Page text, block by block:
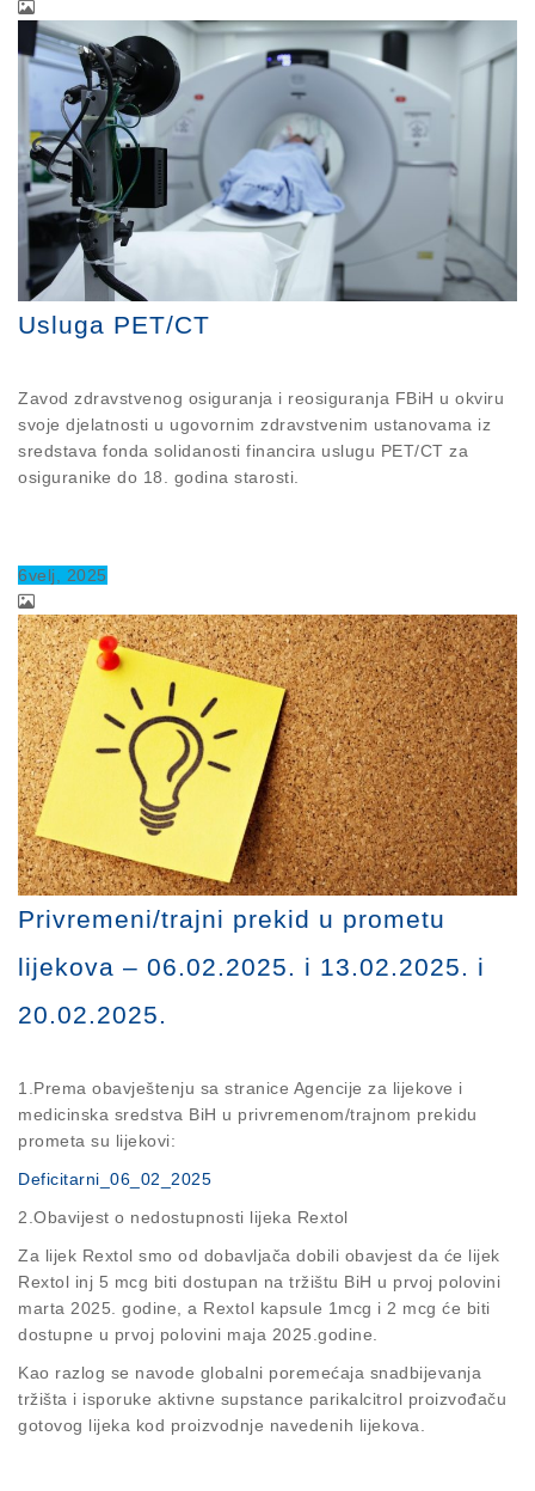
Usluga PET/CT
Zavod zdravstvenog osiguranja i reosiguranja FBiH u okviru
svoje djelatnosti u ugovornim zdravstvenim ustanovama iz
sredstava fonda solidanosti financira uslugu PET/CT za
osiguranike do 18. godina starosti.
6velj , 2025
Privremeni/trajni prekid u prometu
lijekova – 06.02.2025. i 13.02.2025. i
20.02.2025.
1.Prema obavještenju sa stranice Agencije za lijekove i
medicinska sredstva BiH u privremenom/trajnom prekidu
prometa su lijekovi:
Deficitarni_06_02_2025
2.Obavijest o nedostupnosti lijeka Rextol
Za lijek Rextol smo od dobavljača dobili obavjest da će lijek
Rextol inj 5 mcg biti dostupan na tržištu BiH u prvoj polovini
marta 2025. godine, a Rextol kapsule 1mcg i 2 mcg će biti
dostupne u prvoj polovini maja 2025.godine.
Kao razlog se navode globalni poremećaja snadbijevanja
tržišta i isporuke aktivne supstance parikalcitrol proizvođaču
gotovog lijeka kod proizvodnje navedenih lijekova.